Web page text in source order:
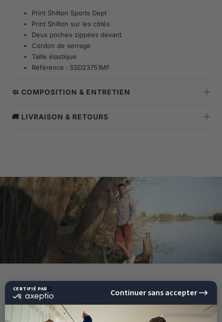
Print Shilton Sports Dept
Print Shilton sur les côtés
Deux poches zippées devant
Cordon de serrage
Taille élastique
Référence : SSD23751MF
🧼 COMPOSITION & ENTRETIEN
🚚 LIVRAISON & RETOURS
NOTRE HISTOIRE
SHILTON, UNE MARQUE SPORTSWEAR BIEN FRANÇAISE !